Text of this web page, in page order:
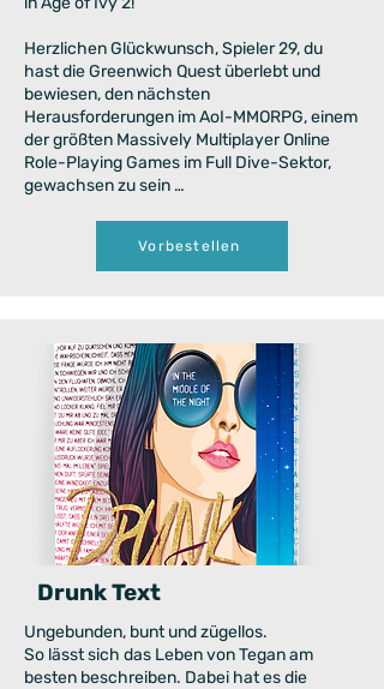
Herzlichen Glückwunsch, Spieler 29, du
hast die Greenwich Quest überlebt und
bewiesen, den nächsten
Herausforderungen im AoI-MMORPG, einem
der größten Massively Multiplayer Online
Role-Playing Games im Full Dive-Sektor,
gewachsen zu sein …
Vorbestellen
Drunk Text
Ungebunden, bunt und zügellos.
So lässt sich das Leben von Tegan am
besten beschreiben. Dabei hat es die